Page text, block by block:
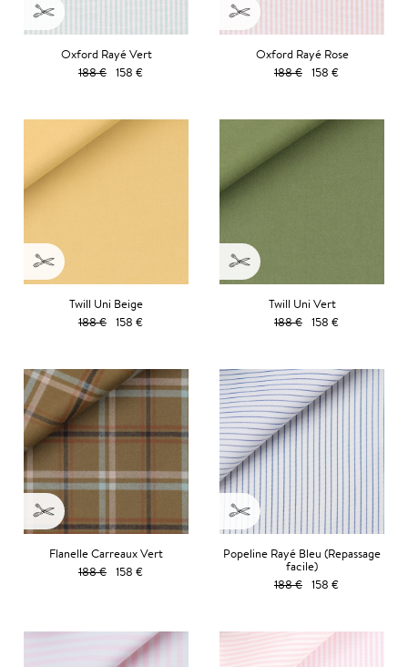
Oxford Rayé Vert
188 € 158 €
Oxford Rayé Rose
188 € 158 €
Twill Uni Beige
188 € 158 €
Twill Uni Vert
188 € 158 €
Flanelle Carreaux Vert
188 € 158 €
Popeline Rayé Bleu (Repassage
facile)
188 € 158 €